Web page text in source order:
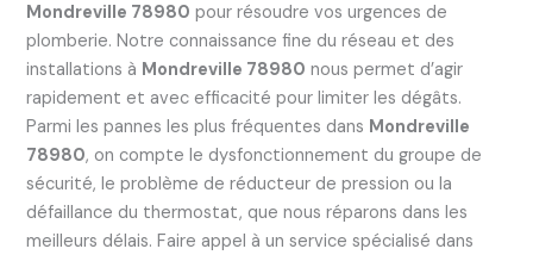
Mondreville 78980 pour résoudre vos urgences de
plomberie. Notre connaissance fine du réseau et des
installations à Mondreville 78980 nous permet d’agir
rapidement et avec efficacité pour limiter les dégâts.
Parmi les pannes les plus fréquentes dans Mondreville
78980, on compte le dysfonctionnement du groupe de
sécurité, le problème de réducteur de pression ou la
défaillance du thermostat, que nous réparons dans les
meilleurs délais. Faire appel à un service spécialisé dans